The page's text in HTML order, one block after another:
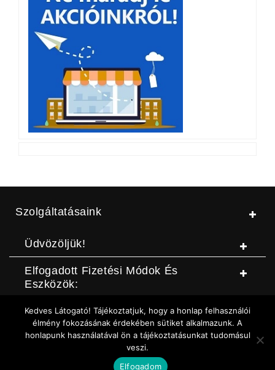
Szolgáltatásaink
Üdvözöljük!
Elfogadott Fizetési Módok És
Eszközök:
© Jószerszámbolt |ASZF|Adatvédelmi szabályzat|Elállási
nyilatkozat (DOC letöltése)| Elállási nyilatkozat (Online form)
|
Sütikezelési szabályzat
Kedves Látogató! Tájékoztatjuk, hogy a honlap felhasználói
élmény fokozásának érdekében sütiket alkalmazunk. A
honlapunk használatával ön a tájékoztatásunkat tudomásul
veszi.
Elfogadom